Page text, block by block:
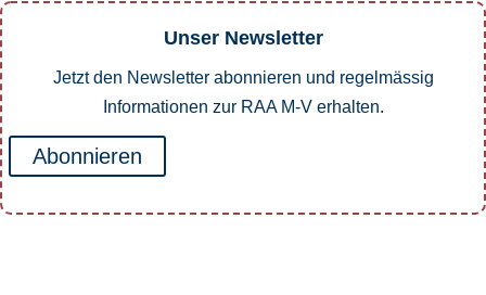
Unser Newsletter
Jetzt den Newsletter abonnieren und regelmässig
Informationen zur RAA M-V erhalten.
Abonnieren